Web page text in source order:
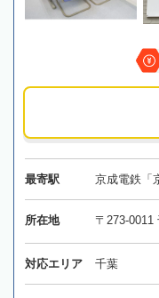
最寄駅 京成電鉄「
所在地 〒273-0011
対応エリア 千葉